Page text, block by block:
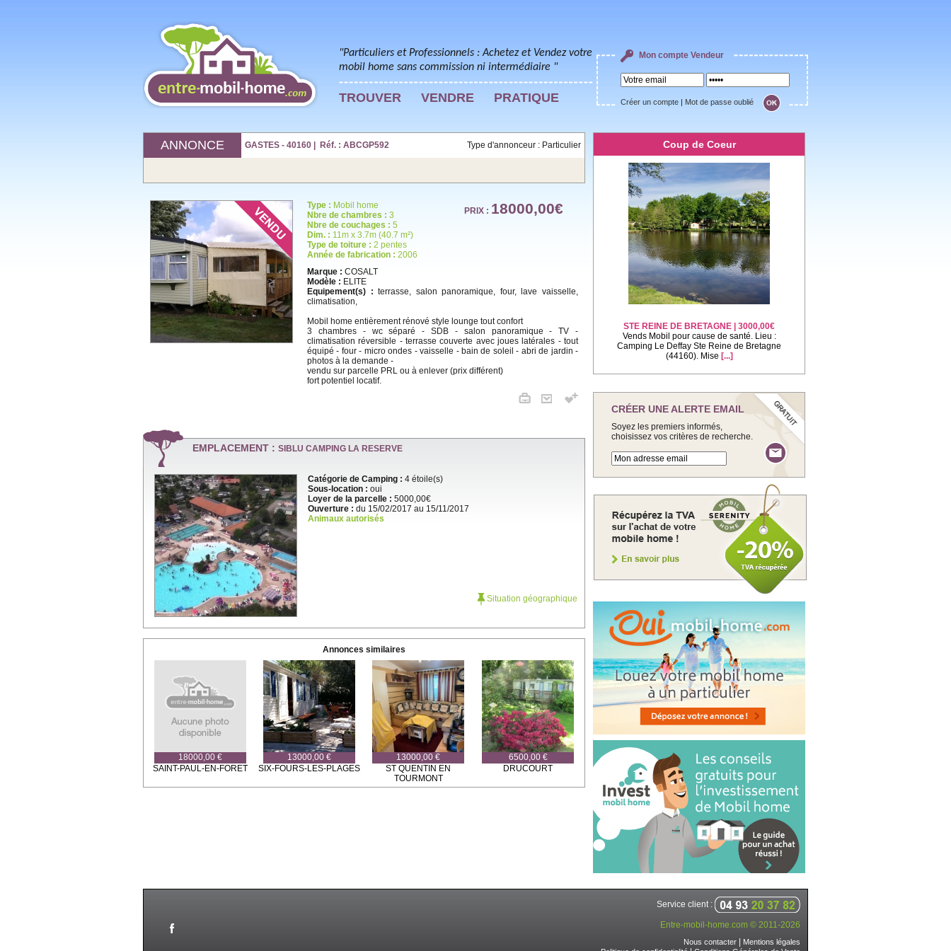
"Particuliers et Professionnels : Achetez et Vendez votre
mobil home sans commission ni intermédiaire "
TROUVER VENDRE PRATIQUE
Mon compte Vendeur
Créer un compte Mot de passe oublié
ANNONCE GASTES - 40160 | Réf. : ABCGP592 Type d'annonceur : Particulier
Type : Mobil home
Nbre de chambres : 3
Nbre de couchages : 5
Dim. : 11m x 3.7m (40.7 m²)
Type de toiture : 2 pentes
Année de fabrication : 2006
PRIX : 18000,00€
Marque : COSALT
Modèle : ELITE
Equipement(s) : terrasse, salon panoramique, four, lave vaisselle,
climatisation,
Mobil home entièrement rénové style lounge tout confort
3 chambres - wc séparé - SDB - salon panoramique - TV -
climatisation réversible - terrasse couverte avec joues latérales - tout
équipé - four - micro ondes - vaisselle - bain de soleil - abri de jardin -
photos à la demande -
vendu sur parcelle PRL ou à enlever (prix différent)
fort potentiel locatif.
EMPLACEMENT : SIBLU CAMPING LA RESERVE
Catégorie de Camping : 4 étoile(s)
Sous-location : oui
Loyer de la parcelle : 5000,00€
Ouverture : du 15/02/2017 au 15/11/2017
Animaux autorisés
Situation géographique
Annonces similaires
18000,00 €
SAINT-PAUL-EN-FORET
13000,00 €
SIX-FOURS-LES-PLAGES
13000,00 €
ST QUENTIN EN
TOURMONT
6500,00 €
DRUCOURT
Coup de Coeur
STE REINE DE BRETAGNE | 3000,00€
Vends Mobil pour cause de santé. Lieu :
Camping Le Deffay Ste Reine de Bretagne
(44160). Mise [...]
CRÉER UNE ALERTE EMAIL
Soyez les premiers informés,
choisissez vos critères de recherche.
Service client :
Entre-mobil-home.com © 2011-2026
Nous contacter
Mentions légales